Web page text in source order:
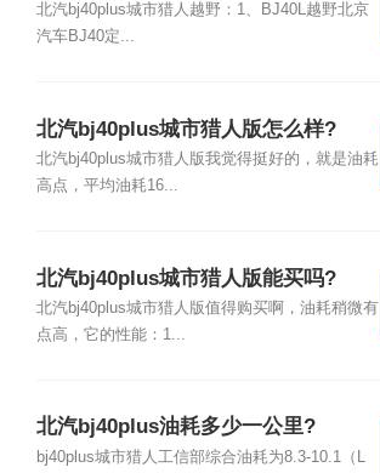
北汽bj40plus城市猎人越野：1、BJ40L越野北京
汽车BJ40定...
北汽bj40plus城市猎人版怎么样?
北汽bj40plus城市猎人版我觉得挺好的，就是油耗
高点，平均油耗16...
北汽bj40plus城市猎人版能买吗?
北汽bj40plus城市猎人版值得购买啊，油耗稍微有
点高，它的性能：1...
北汽bj40plus油耗多少一公里?
bj40plus城市猎人工信部综合油耗为8.3-10.1（L